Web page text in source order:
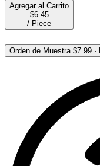
Agregar al Carrito
$6.45
/ Piece
Orden de Muestra $7.99 ·